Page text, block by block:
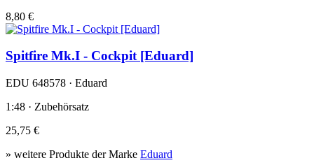
8,80 €
Spitfire Mk.I - Cockpit [Eduard]
EDU 648578 · Eduard
1:48 · Zubehörsatz
25,75 €
» weitere Produkte der Marke Eduard